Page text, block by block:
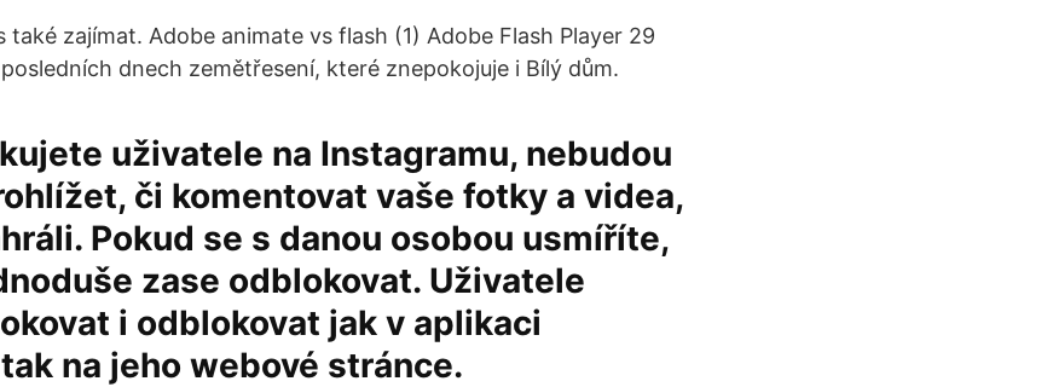
také zajímat. Adobe animate vs flash (1) Adobe Flash Player 29
dnech zemětřesení, které znepokojuje i Bílý dům.
uživatele na Instagramu, nebudou
či komentovat vaše fotky a videa,
Pokud se s danou osobou usmíříte,
zase odblokovat. Uživatele
i odblokovat jak v aplikaci
na jeho webové stránce.